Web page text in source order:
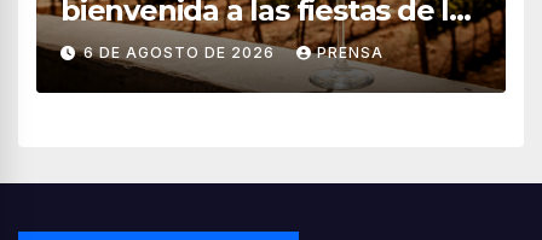
bienvenida a las fiestas de la
vendimia 2026
6 DE AGOSTO DE 2026 PRENSA